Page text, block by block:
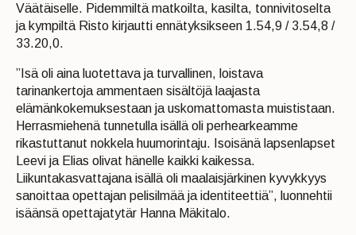
Väätäiselle. Pidemmiltä matkoilta, kasilta, tonnivitoselta
ja kympiltä Risto kirjautti ennätyksikseen 1.54,9 / 3.54,8 /
33.20,0.
”Isä oli aina luotettava ja turvallinen, loistava
tarinankertoja ammentaen sisältöjä laajasta
elämänkokemuksestaan ja uskomattomasta muististaan.
Herrasmiehenä tunnetulla isällä oli perhearkeamme
rikastuttanut nokkela huumorintaju. Isoisänä lapsenlapset
Leevi ja Elias olivat hänelle kaikki kaikessa.
Liikuntakasvattajana isällä oli maalaisjärkinen kyvykkyys
sanoittaa opettajan pelisilmää ja identiteettiä”, luonnehtii
isäänsä opettajatytär Hanna Mäkitalo.